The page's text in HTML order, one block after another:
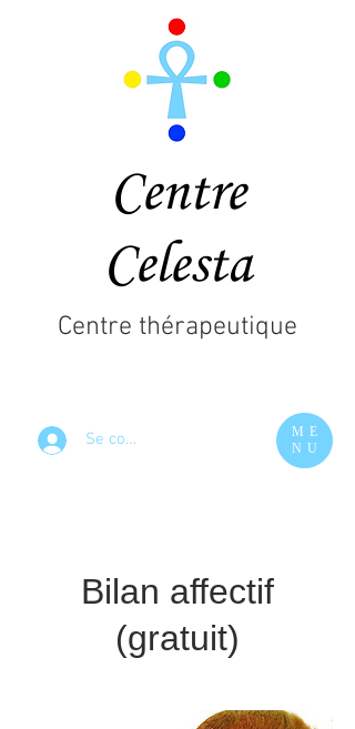
Centre
Celesta
Se connecter
ME
NU
Centre thérapeutique
Bilan affectif
(gratuit)